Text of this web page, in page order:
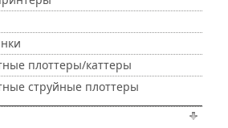
плоттеры/каттеры
струйные плоттеры